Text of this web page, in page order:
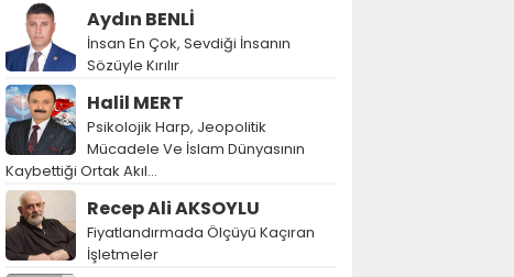
Aydın BENLİ
İnsan En Çok, Sevdiği İnsanın
Sözüyle Kırılır
Halil MERT
Psikolojik Harp, Jeopolitik
Mücadele Ve İslam Dünyasının
Kaybettiği Ortak Akıl…
Recep Ali AKSOYLU
Fiyatlandırmada Ölçüyü Kaçıran
İşletmeler